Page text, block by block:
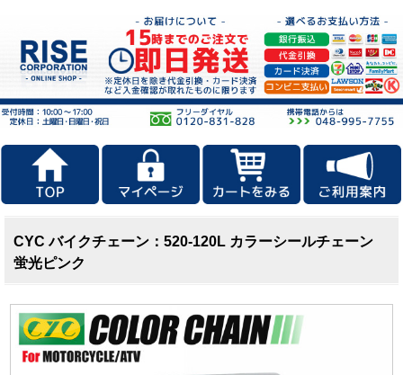
CYC バイクチェーン：520-120L カラーシールチェーン
蛍光ピンク